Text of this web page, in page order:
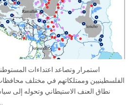
استمرار وتصاعد اعتداءات
الفلسطينيين وممتلكاتهم في مختلف
نطاق العنف الاستيطاني وتحوله إلى